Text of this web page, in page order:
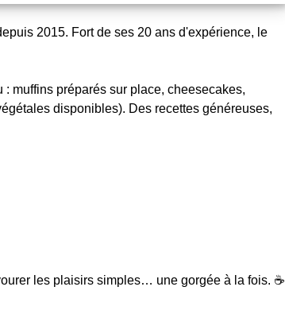
2015. Fort de ses 20 ans d'expérience, le
muffins préparés sur place, cheesecakes,
disponibles). Des recettes généreuses,
les plaisirs simples… une gorgée à la fois. ☕